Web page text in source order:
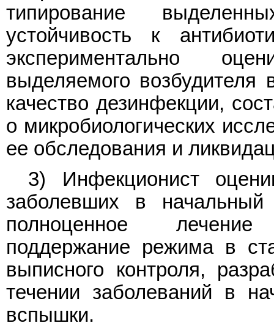
типирование
устойчивость к
экспериментально
выделяемого возбудителя
качество дезинфекции,
о микробиологических
ее обследования и
3) Инфекционист
заболевших в начальный
полноценное
поддержание режима в
выписного контроля,
течении заболеваний в
вспышки.